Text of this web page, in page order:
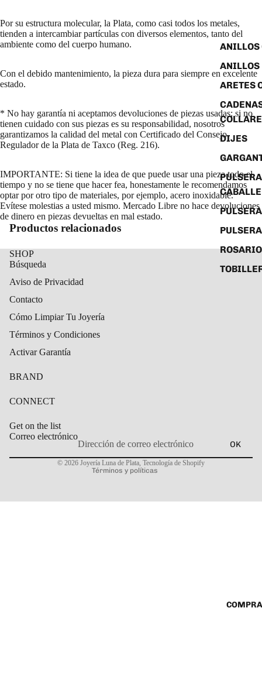
ANILLOS
ARETES
DIJES
Por su estructura molecular, la Plata, como casi todos los metales,
tienden a intercambiar partículas con diversos elementos, tanto del
ambiente como del cuerpo humano.
Con el debido mantenimiento, la pieza dura para siempre en excelente
estado.
* No hay garantía ni aceptamos devoluciones de piezas usadas; si no
tienen cuidado con sus piezas es su responsabilidad, nosotros
garantizamos la calidad del metal con Certificado del Consejo
Regulador de la Plata de Taxco (Reg. 216).
IMPORTANTE: Si tiene la idea de que puede usar una pieza todo el
tiempo y no se tiene que hacer fea, honestamente le recomendamos
optar por otro tipo de materiales, por ejemplo, acero inoxidable.
Evítese molestias a usted mismo. Mercado Libre no hace devoluciones
de dinero en piezas devueltas en mal estado.
Productos relacionados
SHOP
Búsqueda
Aviso de Privacidad
Contacto
Cómo Limpiar Tu Joyería
Términos y Condiciones
Activar Garantía
BRAND
CONNECT
Get on the list
Correo electrónico
OK
© 2026 Joyería Luna de Plata Tecnología de Shopify
Términos y políticas
Política de privacidad